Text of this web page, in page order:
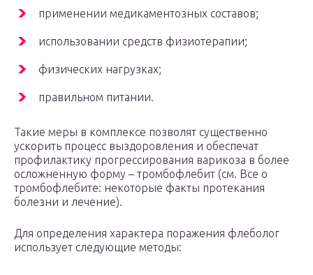
применении медикаментозных составов;
использовании средств физиотерапии;
физических нагрузках;
правильном питании.
Такие меры в комплексе позволят существенно
ускорить процесс выздоровления и обеспечат
профилактику прогрессирования варикоза в более
осложненную форму – тромбофлебит (см. Все о
тромбофлебите: некоторые факты протекания
болезни и лечение).
Для определения характера поражения флеболог
использует следующие методы: